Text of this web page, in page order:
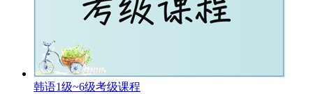
韩语1级~6级考级课程